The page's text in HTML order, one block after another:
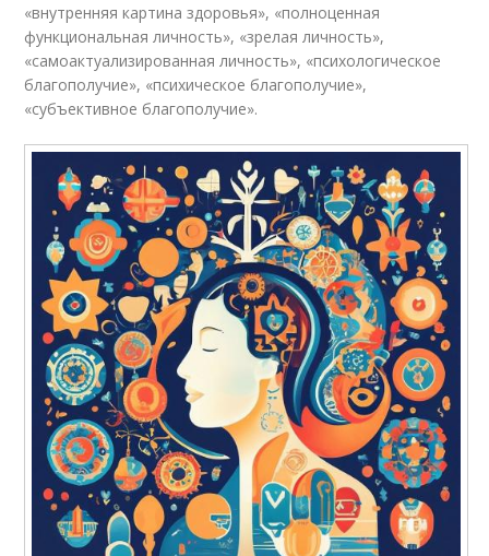
«внутренняя картина здоровья», «полноценная
функциональная личность», «зрелая личность»,
«самоактуализированная личность», «психологическое
благополучие», «психическое благополучие»,
«субъективное благополучие».